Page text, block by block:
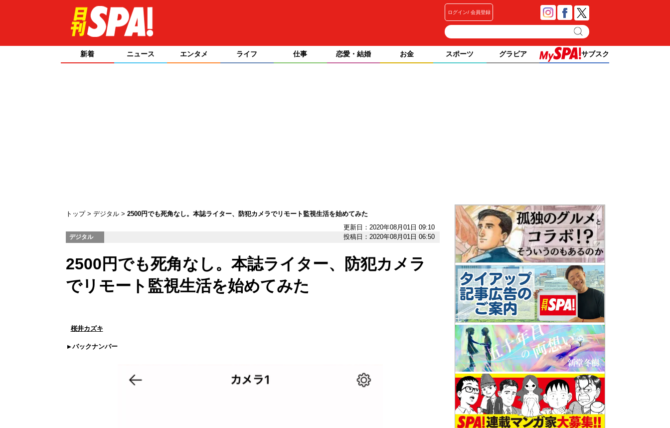
ログイン 会員登録
新着 ニュース エンタメ ライフ 仕事 恋愛・結婚 お金 スポーツ グラビア サブスク
トップ デジタル
2500円でも死角なし。本誌ライター、防犯カメラでリモート監視生活を始めてみた
更新日：2020年08月01日 09:10
デジタル 投稿日：2020年08月01日 06:50
2500円でも死角なし。本誌ライター、防犯カメラ
でリモート監視生活を始めてみた
桜井カズキ
バックナンバー